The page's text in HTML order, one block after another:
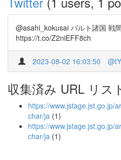
@asahi_kokusai バルト諸国 戦
https://t.co/Z2niEFF8ch
2023-08-02 16:03:50
収集済み URL リス
https://www.jstage.jst.go.jp/
char/ja (1)
https://www.jstage.jst.go.jp/
char/ja (1)